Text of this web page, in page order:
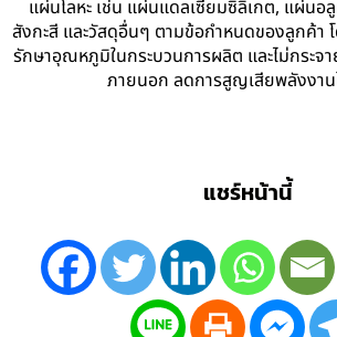
แผ่นโลหะ เช่น แผ่นแดลเซี่ยมซิลิเกต, แผ่นอ
สังกะสี และวัสดุอื่นๆ ตามข้อกำหนดของลูกค้า
รักษาอุณหภูมิในกระบวนการผลิต และไม่กระจ
ภายนอก ลดการสูญเสียพลังงาน
แชร์หน้านี้